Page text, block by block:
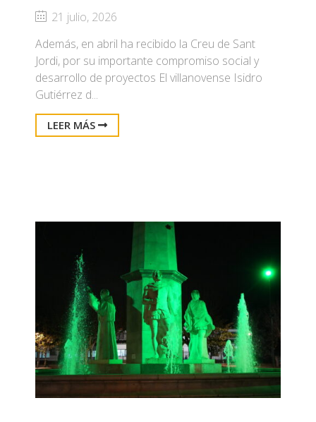
21 julio, 2026
Además, en abril ha recibido la Creu de Sant
Jordi, por su importante compromiso social y
desarrollo de proyectos El villanovense Isidro
Gutiérrez d...
LEER MÁS